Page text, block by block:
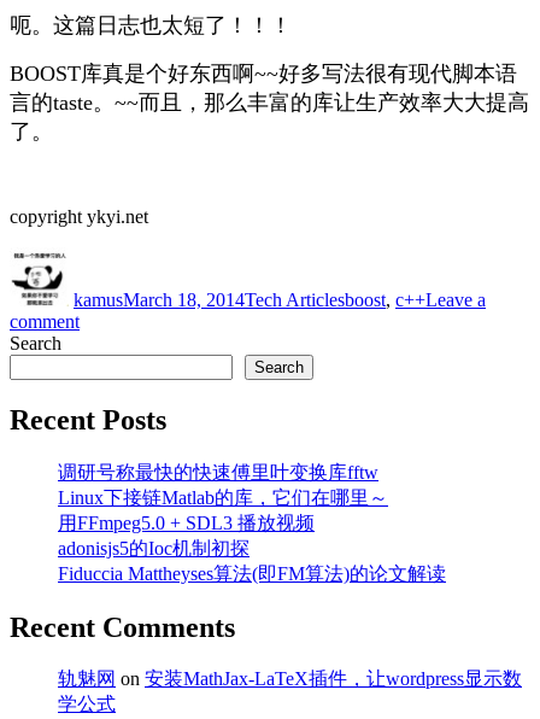
呃。这篇日志也太短了！！！
BOOST库真是个好东西啊~~好多写法很有现代脚本语
言的taste。~~而且，那么丰富的库让生产效率大大提高
了。
copyright ykyi.net
kamusMarch 18, 2014Tech Articlesboost, c++Leave a
commenton
和
run_one
有
什
么
区
别
Search
Search
Recent Posts
调研号称最快的快速傅里叶变换库fftw
Linux下接链Matlab的库，它们在哪里～
用FFmpeg5.0 + SDL3 播放视频
adonisjs5的Ioc机制初探
Fiduccia Mattheyses算法(即FM算法)的论文解读
Recent Comments
轨魅网 on 安装MathJax-LaTeX插件，让wordpress显示数
学公式